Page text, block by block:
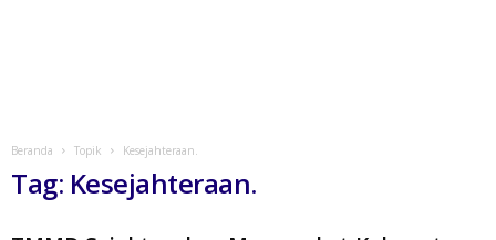
Beranda Topik Kesejahteraan.
Tag: Kesejahteraan.